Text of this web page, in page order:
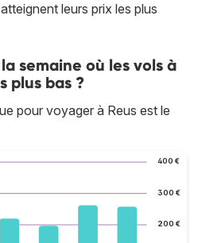
leurs prix les plus
semaine où les vols à
plus bas ?
pour voyager à Reus est le
200 €
300 €
400 €